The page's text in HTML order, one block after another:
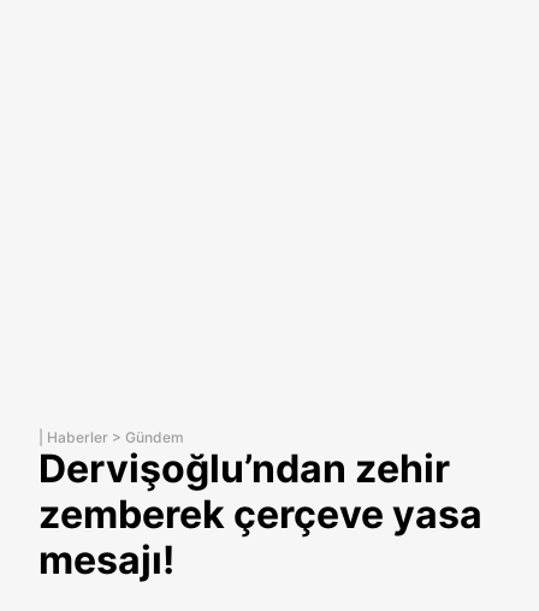
Haberler > Gündem
Dervişoğlu’ndan zehir
zemberek çerçeve yasa
mesajı!